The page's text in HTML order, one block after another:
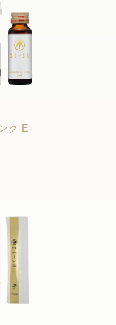
ク E-